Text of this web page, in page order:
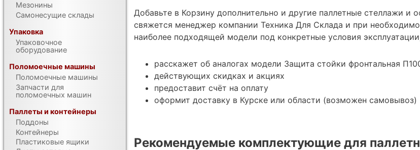
Добавьте в Корзину дополнительно и другие паллетные стеллажи и
свяжется менеджер компании Техника Для Склада и при
наиболее подходящей модели под конкретные условия
расскажет об аналогах модели Защита стойки фронтальная
действующих скидках и акциях
предоставит счёт на оплату
оформит доставку в Курске или области (возможен самовывоз)
Рекомендуемые комплектующие для
Мезонины
Самонесущие склады
Упаковка
Упаковочное
оборудование
Поломоечные машины
Поломоечные машины
Запчасти для
поломоечных машин
Паллеты и контейнеры
Поддоны
Контейнеры
Пластиковые ящики